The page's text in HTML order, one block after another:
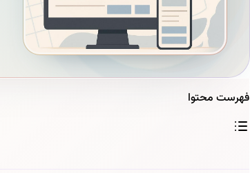
فهرست محتوا